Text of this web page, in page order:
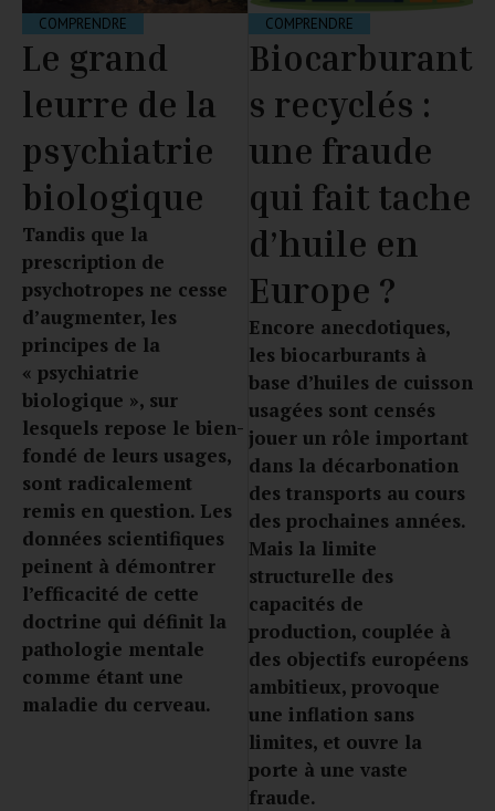
COMPRENDRE
Le grand
leurre de la
psychiatrie
biologique
Tandis que la
prescription de
psychotropes ne cesse
d’augmenter, les
principes de la
« psychiatrie
biologique », sur
lesquels repose le bien-
fondé de leurs usages,
sont radicalement
remis en question. Les
données scientifiques
peinent à démontrer
l’efficacité de cette
doctrine qui définit la
pathologie mentale
comme étant une
maladie du cerveau.
COMPRENDRE
Biocarburant
s recyclés :
une fraude
qui fait tache
d’huile en
Europe ?
Encore anecdotiques,
les biocarburants à
base d’huiles de cuisson
usagées sont censés
jouer un rôle important
dans la décarbonation
des transports au cours
des prochaines années.
Mais la limite
structurelle des
capacités de
production, couplée à
des objectifs européens
ambitieux, provoque
une inflation sans
limites, et ouvre la
porte à une vaste
fraude.